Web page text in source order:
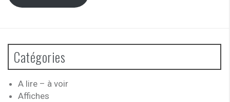
Catégories
A lire – à voir
Affiches